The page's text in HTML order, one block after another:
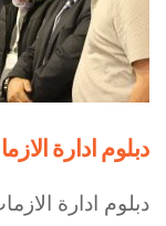
دبلوم ادارة
دبلوم ادارة